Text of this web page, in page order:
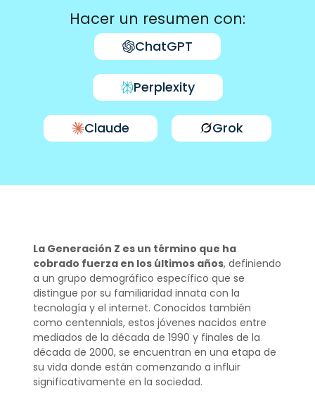
Hacer un resumen con:
ChatGPT
Perplexity
Claude Grok
La Generación Z es un término que ha
cobrado fuerza en los últimos años, definiendo
a un grupo demográfico específico que se
distingue por su familiaridad innata con la
tecnología y el internet. Conocidos también
como centennials, estos jóvenes nacidos entre
mediados de la década de 1990 y finales de la
década de 2000, se encuentran en una etapa de
su vida donde están comenzando a influir
significativamente en la sociedad.